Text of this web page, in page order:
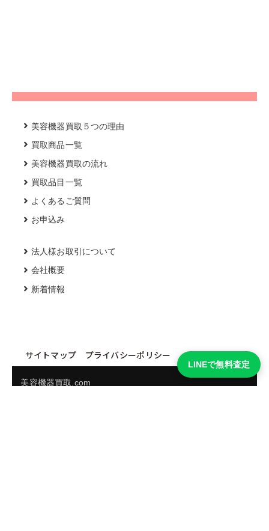
美容機器買取５つの理由
買取商品一覧
美容機器買取の流れ
買取品目一覧
よくあるご質問
お申込み
法人様お取引について
会社概要
新着情報
サイトマップ プライバシーポリシー
美容機器買取.com
LINEで無料査定